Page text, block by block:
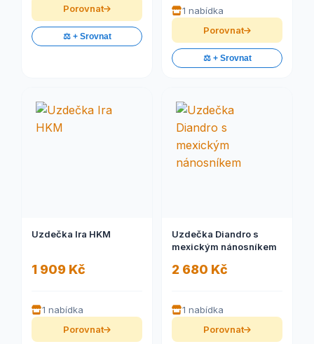
Porovnat
⚖️ + Srovnat
1 nabídka
Porovnat
⚖️ + Srovnat
Uzdečka Ira HKM
1 909 Kč
1 nabídka
Porovnat
Uzdečka Diandro s
mexickým nánosníkem
2 680 Kč
1 nabídka
Porovnat